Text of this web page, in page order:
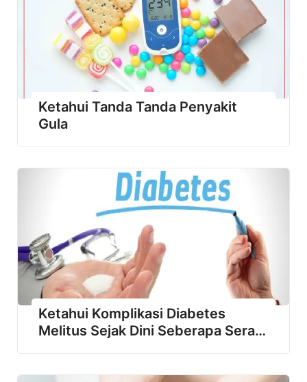
Ketahui Tanda Tanda Penyakit
Gula
Ketahui Komplikasi Diabetes
Melitus Sejak Dini Seberapa Seram